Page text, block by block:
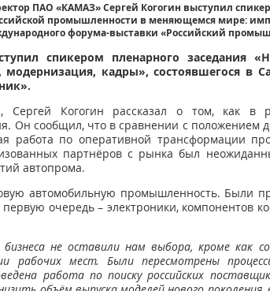
ПАО «КАМАЗ» Сергей Когогин выступил
промышленности в меняющемся мире:
форума-выставки «Российский
спикером пленарного заседания
кадры», состоявшегося в
Когогин рассказал о том, как в
сообщил, что в сравнении с положением
по оперативной трансформации
партнёров с рынка был
автопрома.
автомобильную промышленность. Были
очередь – электроники, компонентов
не оставили нам выбора, кроме как
рабочих мест. Были пересмотрены
работа по поиску российских